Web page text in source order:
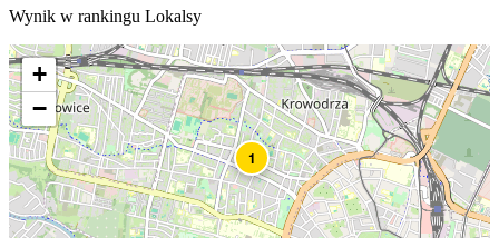
Wynik w rankingu Lokalsy
1
+
−